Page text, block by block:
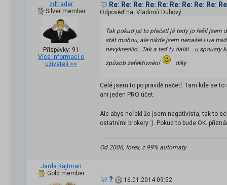
zdtrader
Silver member
Příspěvky: 91
Více informací o
uživateli >>
Re: Re: Re: Re: Re: Re: Re: Re: Re:
Odpověď na: Vladimír Dubový
Tak pokud jsi to přečetl já tedy jo řešil jsem
stát mohou, ale nikde jsem nenašel Live
nevykreslilo...Tak a teď ty další... u spousty
způsob zefektivnění
. díky
Celé jsem to po pravdě nečetl. Tam kde se
ani jeden PRO účet.
Ale abys neřekl že jsem negativista, tak to
ostatními brokery :). Pokud to bude OK.
Od 2006, forex, z 99% automaty
Jarda Kajtman
Gold member
?
16.01.2014 09:52